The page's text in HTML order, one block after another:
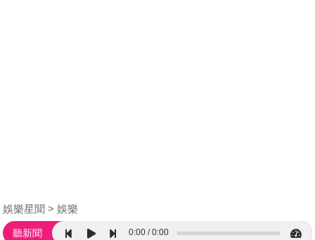
娛樂星聞 娛樂
聽新聞 0:00 0:00